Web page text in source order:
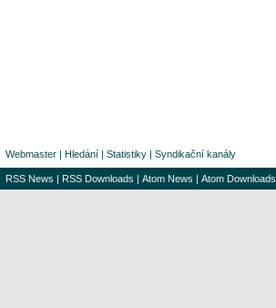
Webmaster | Hledání | Statistiky | Syndikační kanály
RSS News | RSS Downloads | Atom News | Atom Downloads